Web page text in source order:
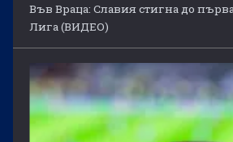
Във Враца: Славия стигна до
Лига (ВИДЕО)